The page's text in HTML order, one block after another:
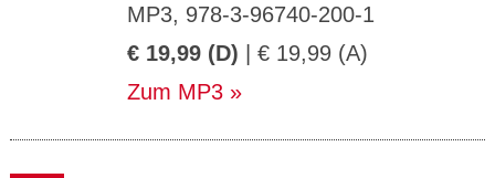
MP3, 978-3-96740-200-1
€ 19,99 (D) | € 19,99 (A)
Zum MP3